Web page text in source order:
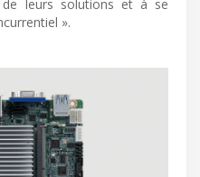
de leurs solutions et à se
».